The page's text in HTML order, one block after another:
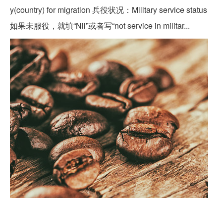
y(country) for migration 兵役状况：Military service status
如果未服役，就填“Nil”或者写“not service in militar...